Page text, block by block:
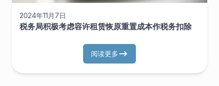
2024年11月7日
税务局积极考虑容许租赁恢原重置成本作税务扣除
阅读更多